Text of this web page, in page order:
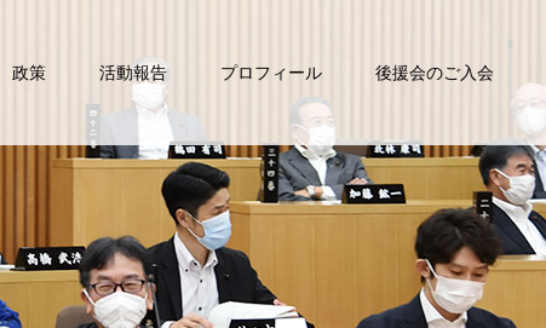
政策 活動報告 プロフィール 後援会のご入会